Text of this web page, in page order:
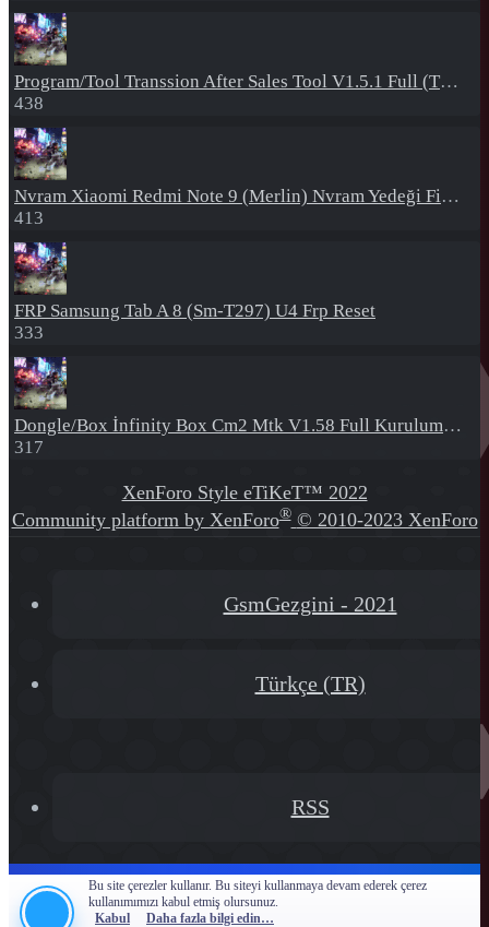
Program/Tool Transsion After Sales Tool V1.5.1 Full (Tüm Mtk Işlemcili Cihazları Meta Moda Alma)
438
Nvram Xiaomi Redmi Note 9 (Merlin) Nvram Yedeği Fix Nv By Dft Pro
413
FRP Samsung Tab A 8 (Sm-T297) U4 Frp Reset
333
Dongle/Box İnfinity Box Cm2 Mtk V1.58 Full Kurulum+Crack
317
XenForo Style eTiKeT™ 2022
Community platform by XenForo® © 2010-2023 XenForo
GsmGezgini - 2021
Türkçe (TR)
RSS
Bu site çerezler kullanır. Bu siteyi kullanmaya devam ederek çerez
kullanımımızı kabul etmiş olursunuz.
Kabul
Daha fazla bilgi edin…